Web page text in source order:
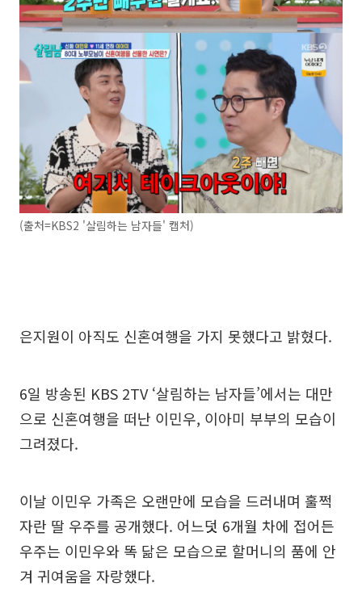
(출처=KBS2 '살림하는 남자들' 캡처)
은지원이 아직도 신혼여행을 가지 못했다고 밝혔다.
6일 방송된 KBS 2TV ‘살림하는 남자들’에서는 대만
으로 신혼여행을 떠난 이민우, 이아미 부부의 모습이
그려졌다.
이날 이민우 가족은 오랜만에 모습을 드러내며 훌쩍
자란 딸 우주를 공개했다. 어느덧 6개월 차에 접어든
우주는 이민우와 똑 닮은 모습으로 할머니의 품에 안
겨 귀여움을 자랑했다.